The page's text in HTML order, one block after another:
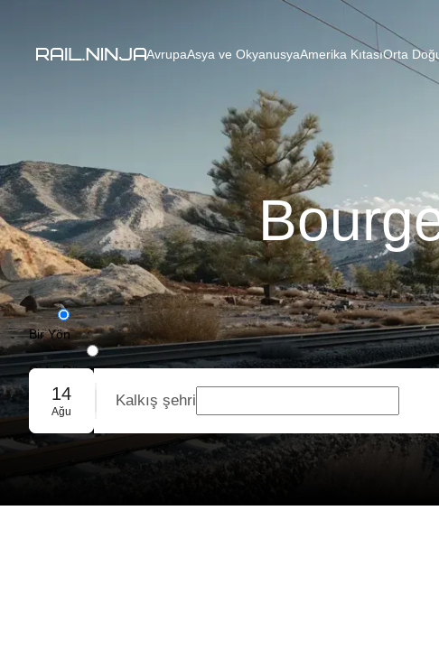
AvrupaAsya ve OkyanusyaAmerika KıtasıOrta
Bir Yön
Gidiş-Dönüş
Grup Rezervasyonu
14
Ağu
Kalkış şehri